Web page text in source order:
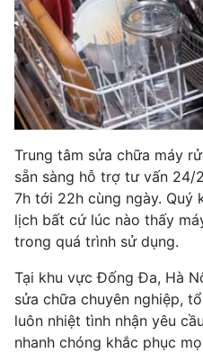
Trung tâm sửa chữa máy
sẵn sàng hỗ trợ tư vấn
7h tới 22h cùng ngày. Quý
lịch bất cứ lúc nào thấy
trong quá trình sử dụng.
Tại khu vực Đống Đa, Hà
sửa chữa chuyên nghiệp,
luôn nhiệt tình nhận yêu
nhanh chóng khắc phục